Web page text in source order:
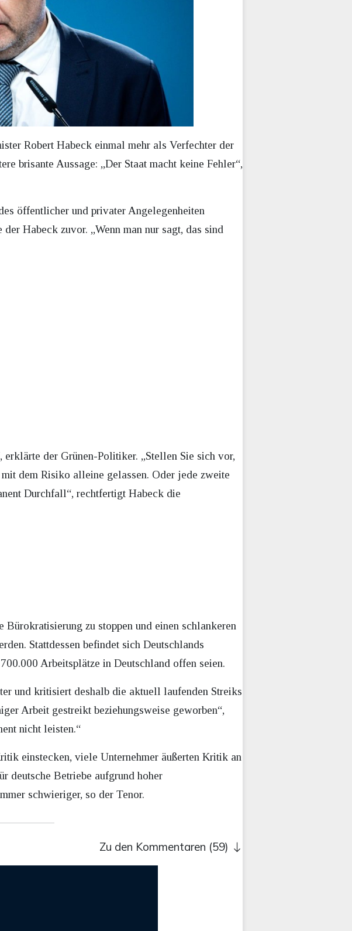
Robert Habeck einmal mehr als Verfechter der
brisante Aussage: „Der Staat macht keine Fehler“,
öffentlicher und privater Angelegenheiten
Habeck zuvor. „Wenn man nur sagt, das sind
der Grünen-Politiker. „Stellen Sie sich vor,
dem Risiko alleine gelassen. Oder jede zweite
Durchfall“, rechtfertigt Habeck die
zu stoppen und einen schlankeren
Stattdessen befindet sich Deutschlands
Arbeitsplätze in Deutschland offen seien.
und kritisiert deshalb die aktuell laufenden Streiks
Arbeit gestreikt beziehungsweise geworben“,
nicht leisten.“
einstecken, viele Unternehmer äußerten Kritik an
deutsche Betriebe aufgrund hoher
schwieriger, so der Tenor.
Zu den Kommentaren (59)